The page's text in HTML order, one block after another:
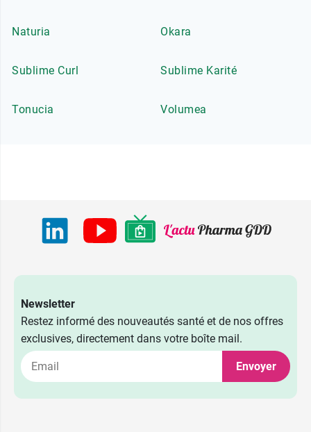
Naturia Okara
Sublime Curl Sublime Karité
Tonucia Volumea
Newsletter
Restez informé des nouveautés santé et de nos offres
exclusives, directement dans votre boîte mail.
Envoyer